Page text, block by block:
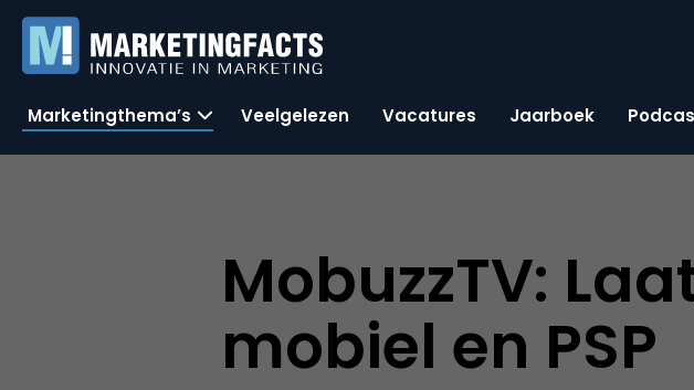
Marketingthema’s Veelgelezen Vacatures Jaarboek
MobuzzTV:
mobiel en PSP